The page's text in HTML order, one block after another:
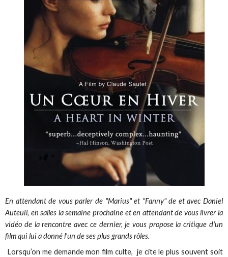
En attendant de vous parler de "Marius" et "Fanny" de et avec Daniel
Auteuil, en salles la semaine prochaine et en attendant de vous livrer la
vidéo de la rencontre avec ce dernier, je vous propose la critique d'un
film qui lui a donné l'un de ses plus grands rôles.
Lorsqu’on me demande mon film culte, je cite le plus souvent soit